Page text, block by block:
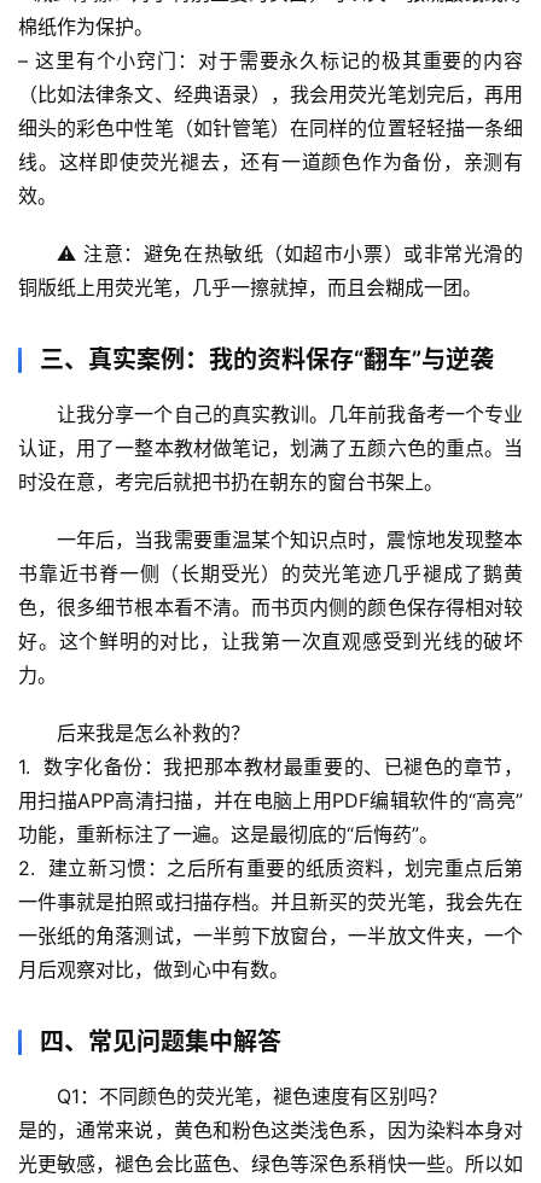
然
万
物
人
体
奥
历
档
案
宇
宙
生
活
科
学
技
前
沿
心
理
驿
辟
真
棉纸作为保护。
– 这里有个小窍门 ：对于需要永久标记的极其重要的内容
（比如法律条文、经典语录），我会用荧光笔划完后，再用
细头的彩色中性笔（如针管笔）在同样的位置轻轻描一条细
线。这样即使荧光褪去，还有一道颜色作为备份，亲测有
效。
⚠️ 注意 ：避免在热敏纸（如超市小票）或非常光滑的
铜版纸上用荧光笔，几乎一擦就掉，而且会糊成一团。
三、真实案例：我的资料保存“翻车”与逆袭
让我分享一个自己的真实教训。几年前我备考一个专业
认证，用了一整本教材做笔记，划满了五颜六色的重点。当
时没在意，考完后就把书扔在朝东的窗台书架上。
一年后，当我需要重温某个知识点时，震惊地发现整本
书靠近书脊一侧（长期受光）的荧光笔迹几乎褪成了鹅黄
色，很多细节根本看不清。而书页内侧的颜色保存得相对较
好。这个鲜明的对比，让我第一次直观感受到光线的破坏
力。
后来我是怎么补救的？
1. 数字化备份 ：我把那本教材最重要的、已褪色的章节，
用扫描APP高清扫描，并在电脑上用PDF编辑软件的“高亮”
功能，重新标注了一遍。这是最彻底的“后悔药”。
2. 建立新习惯 ：之后所有重要的纸质资料，划完重点后第
一件事就是拍照或扫描存档。并且新买的荧光笔，我会先在
一张纸的角落测试，一半剪下放窗台，一半放文件夹，一个
月后观察对比，做到心中有数。
四、常见问题集中解答
Q1：不同颜色的荧光笔，褪色速度有区别吗？
是的，通常来说， 黄色和粉色这类浅色系，因为染料本身对
光更敏感，褪色会比蓝色、绿色等深色系稍快一些。所以如